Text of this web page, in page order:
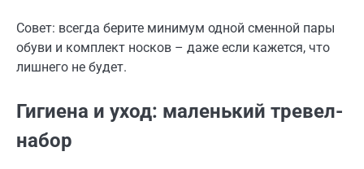
Совет: всегда берите минимум одной сменной пары
обуви и комплект носков – даже если кажется, что
лишнего не будет.
Гигиена и уход: маленький тревел-
набор